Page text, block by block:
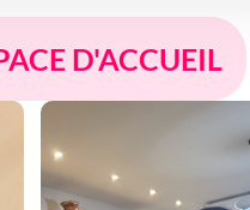
D'ACCUEIL